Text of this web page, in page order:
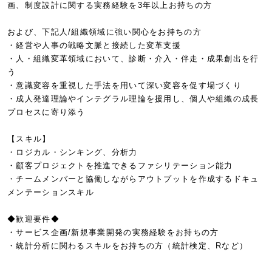
画、制度設計に関する実務経験を3年以上お持ちの方
および、下記人/組織領域に強い関心をお持ちの方
・経営や人事の戦略文脈と接続した変革支援
・人・組織変革領域において、診断・介入・伴走・成果創出を行
う
・意識変容を重視した手法を用いて深い変容を促す場づくり
・成人発達理論やインテグラル理論を援用し、個人や組織の成長
プロセスに寄り添う
【スキル】
・ロジカル・シンキング、分析力
・顧客プロジェクトを推進できるファシリテーション能力
・チームメンバーと協働しながらアウトプットを作成するドキュ
メンテーションスキル
◆歓迎要件◆
・サービス企画/新規事業開発の実務経験をお持ちの方
・統計分析に関わるスキルをお持ちの方（統計検定、Rなど）